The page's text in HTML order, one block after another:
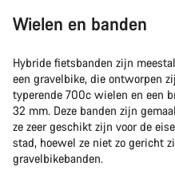
Wielen en banden
Hybride fietsbanden zijn
een gravelbike, die ontworpen
typerende 700c wielen en een
32 mm. Deze banden zijn
ze zeer geschikt zijn voor de
stad, hoewel ze niet zo gericht
gravelbikebanden.